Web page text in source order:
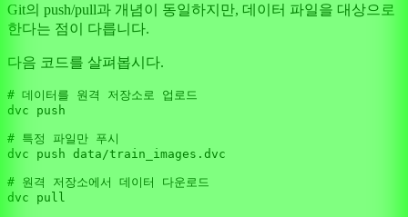
Git의 push/pull과 개념이 동일하지만, 데이터 파일을 대상으로
한다는 점이 다릅니다.
다음 코드를 살펴봅시다.
# 데이터를 원격 저장소로 업로드
dvc push
# 특정 파일만 푸시
dvc push data/train_images.dvc
# 원격 저장소에서 데이터 다운로드
dvc pull